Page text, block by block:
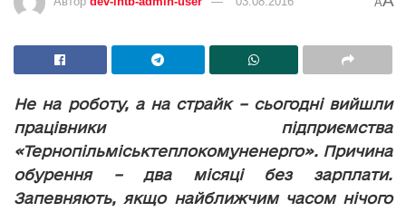
Не на роботу, а на страйк – сьогодні вийшли
працівники підприємства
«Тернопільміськтеплокомуненерго». Причина
обурення – два місяці без зарплати.
Запевняють, якщо найближчим часом нічого